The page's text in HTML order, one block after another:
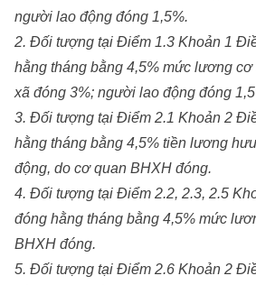
người lao động đóng 1,5%.
2. Đối tượng tại Điểm 1.3 Khoản 1
hằng tháng bằng 4,5% mức lương
xã đóng 3%; người lao động đóng
3. Đối tượng tại Điểm 2.1 Khoản 2
hằng tháng bằng 4,5% tiền lương
động, do cơ quan BHXH đóng.
4. Đối tượng tại Điểm 2.2, 2.3, 2.5
đóng hằng tháng bằng 4,5% mức
BHXH đóng.
5. Đối tượng tại Điểm 2.6 Khoản 2